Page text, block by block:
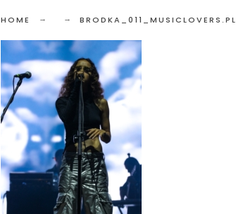
HOME BRODKA_011_MUSICLOVERS.PL